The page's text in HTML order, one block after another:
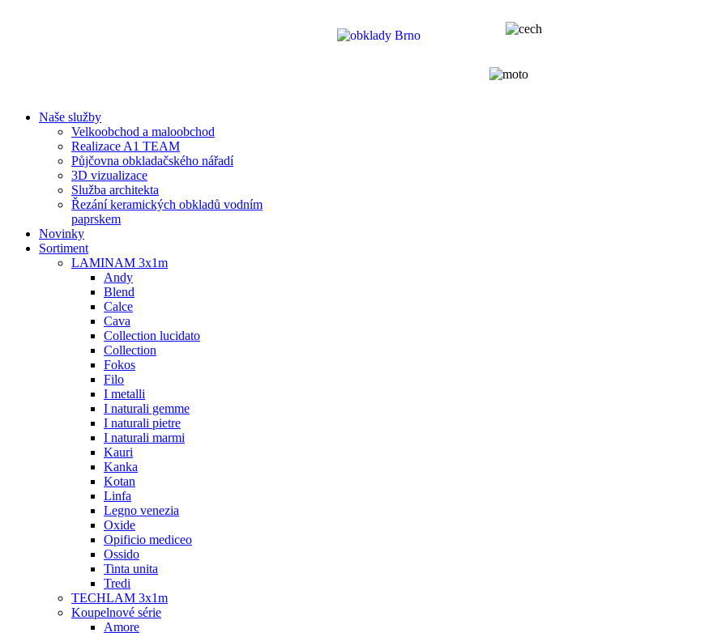
Naše služby
Velkoobchod a maloobchod
Realizace A1 TEAM
Půjčovna obkladačského nářadí
3D vizualizace
Služba architekta
Řezání keramických obkladů vodním
paprskem
Novinky
Sortiment
LAMINAM 3x1m
Andy
Blend
Calce
Cava
Collection lucidato
Collection
Fokos
Filo
I metalli
I naturali gemme
I naturali pietre
I naturali marmi
Kauri
Kanka
Kotan
Linfa
Legno venezia
Oxide
Opificio mediceo
Ossido
Tinta unita
Tredi
TECHLAM 3x1m
Koupelnové série
Amore